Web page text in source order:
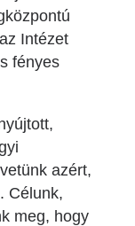
Intézet
fényes
azért,
Célunk,
meg, hogy